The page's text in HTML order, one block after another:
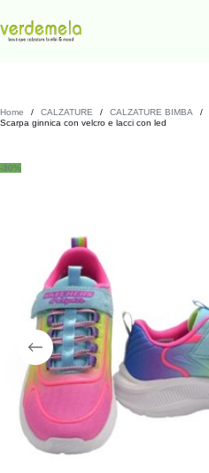
Home / CALZATURE / CALZATURE BIMBA /
Scarpa ginnica con velcro e lacci con led
-30%